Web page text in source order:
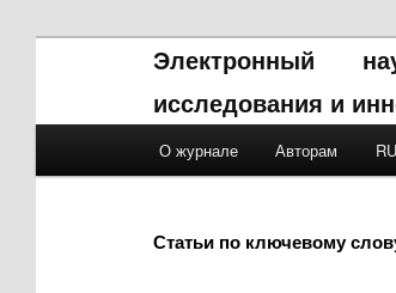
Электронный
исследования и
Skip to primary content
Skip to secondary content
О журнале Авторам RU
Статьи по ключевому